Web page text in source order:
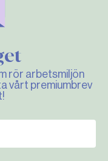
rör arbetsmiljön
vårt premiumbrev